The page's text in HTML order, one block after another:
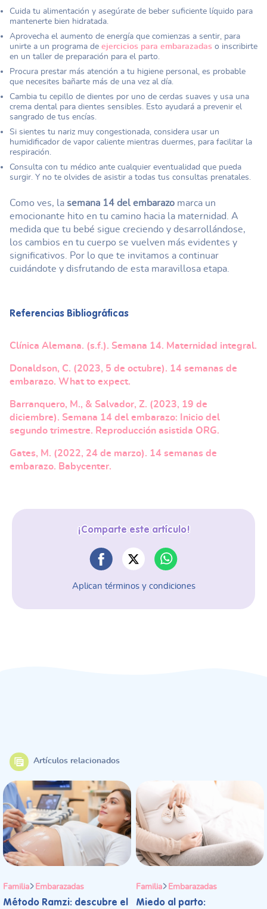
Cuida tu alimentación y asegúrate de beber suficiente líquido para
mantenerte bien hidratada.
Aprovecha el aumento de energía que comienzas a sentir, para
unirte a un programa de ejercicios para embarazadas o inscribirte
en un taller de preparación para el parto.
Procura prestar más atención a tu higiene personal, es probable
que necesites bañarte más de una vez al día.
Cambia tu cepillo de dientes por uno de cerdas suaves y usa una
crema dental para dientes sensibles. Esto ayudará a prevenir el
sangrado de tus encías.
Si sientes tu nariz muy congestionada, considera usar un
humidificador de vapor caliente mientras duermes, para facilitar la
respiración.
Consulta con tu médico ante cualquier eventualidad que pueda
surgir. Y no te olvides de asistir a todas tus consultas prenatales.
Como ves, la semana 14 del embarazo marca un
emocionante hito en tu camino hacia la maternidad. A
medida que tu bebé sigue creciendo y desarrollándose,
los cambios en tu cuerpo se vuelven más evidentes y
significativos. Por lo que te invitamos a continuar
cuidándote y disfrutando de esta maravillosa etapa.
Referencias Bibliográficas
Clínica Alemana. (s.f.). Semana 14. Maternidad integral.
Donaldson, C. (2023, 5 de octubre). 14 semanas de
embarazo. What to expect.
Barranquero, M., & Salvador, Z. (2023, 19 de
diciembre). Semana 14 del embarazo: Inicio del
segundo trimestre. Reproducción asistida ORG.
Gates, M. (2022, 24 de marzo). 14 semanas de
embarazo. Babycenter.
¡Comparte este artículo!
Aplican términos y condiciones
Artículos relacionados
Familia Embarazadas
Método Ramzi: descubre el
Familia Embarazadas
Miedo al parto: